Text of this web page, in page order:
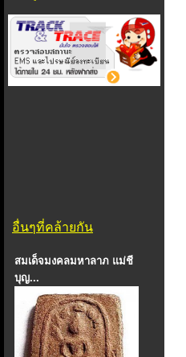
อื่นๆที่คล้ายกัน
สมเด็จมงคลมหาลาภ แม่ชี
บุญ...